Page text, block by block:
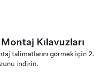
Kılavuzu - Avrupa
Kılavuzu - Avrupa
Kılavuzu - Avrupa
Kılavuzu - Japonya (日本)
Kılavuzu - Kore (한국어)
Kılavuzu - Yeni Zelanda
Kılavuzu - Singapur
Kılavuzu - Şili (Español)
Kılavuzu - Kolombiya
Kılavuzları
talimatlarını görmek için 2.
indirin.